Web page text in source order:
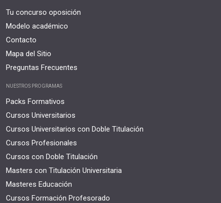
Tu concurso oposición
Modelo académico
Contacto
Mapa del Sitio
Preguntas Frecuentes
NUESTROS PROGRAMAS
Packs Formativos
Cursos Universitarios
Cursos Universitarios con Doble Titulación
Cursos Profesionales
Cursos con Doble Titulación
Masters con Titulación Universitaria
Masteres Educación
Cursos Formación Profesorado